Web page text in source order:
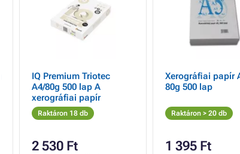
IQ Premium Triotec
A4/80g 500 lap A
xerográfiai papír
Raktáron 18 db
2 530 Ft
Xerográfiai papír
80g 500 lap
Raktáron > 20 db
1 395 Ft